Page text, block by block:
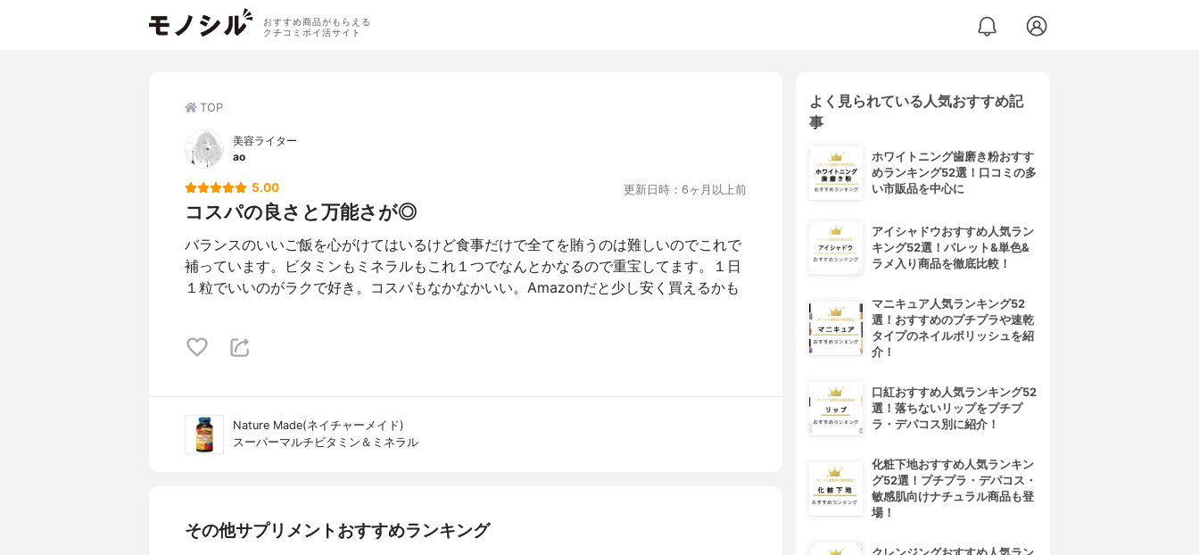
おすすめ商品がもらえる
クチコミポイ活サイト
TOP
美容ライター
ao
5.00 更新日時：6ヶ月以上前
コスパの良さと万能さが◎
バランスのいいご飯を心がけてはいるけど食事だけで全てを賄うのは難しいのでこれで
補っています。ビタミンもミネラルもこれ１つでなんとかなるので重宝してます。１日
１粒でいいのがラクで好き。コスパもなかなかいい。Amazonだと少し安く買えるかも
Nature Made(ネイチャーメイド)
スーパーマルチビタミン＆ミネラル
その他サプリメントおすすめランキング
よく見られている人気おすすめ記
事
ホワイトニング歯磨き粉おすす
めランキング52選！口コミの多
い市販品を中心に
アイシャドウおすすめ人気ラン
キング52選！パレット&単色&
ラメ入り商品を徹底比較！
マニキュア人気ランキング52
選！おすすめのプチプラや速乾
タイプのネイルポリッシュを紹
介！
口紅おすすめ人気ランキング52
選！落ちないリップをプチプ
ラ・デパコス別に紹介！
化粧下地おすすめ人気ランキン
グ52選！プチプラ・デパコス・
敏感肌向けナチュラル商品も登
場！